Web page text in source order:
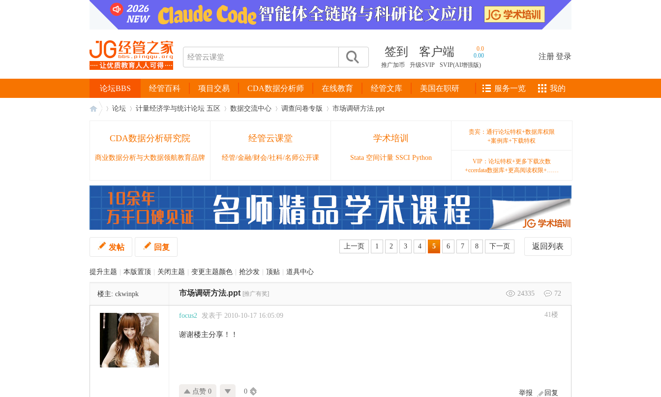
签到 客户端
0.0
0.00
推广加币
升级SVIP SVIP(AI增强版)
注册登录
经管百科 项目交易 CDA数据分析师 在线教育 经管文库 美国在职研
论坛BBS 服务一览 我的
论坛 计量经济学与统计论坛 五区 数据交流中心 调查问卷专版 市场调研方法.ppt
CDA数据分析研究院
商业数据分析与大数据领航教育品牌
经管云课堂
经管/金融/财会/社科/名师公开课
学术培训
Stata 空间计量 SSCI Python
贵宾：通行论坛特权+数据库权限
+案例库+下载特权
VIP：论坛特权+更多下载次数
+ccerdata数据库+更高阅读权限+……
返回列表
上一页 1 2 3 4 5 6 7 8 下一页
发帖 回复
提升主题 本版置顶 关闭主题 变更主题颜色 抢沙发 顶贴 道具中心
楼主: ckwinpk 24335 72
市场调研方法.ppt [推广有奖]
41楼
focus2 发表于 2010-10-17 16:05:09
谢谢楼主分享！！
回复
举报
点赞 0 0